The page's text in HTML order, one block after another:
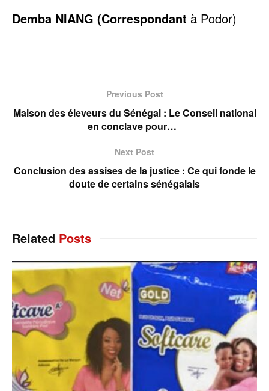
Demba NIANG (Correspondant à Podor)
Previous Post
Maison des éleveurs du Sénégal : Le Conseil national
en conclave pour…
Next Post
Conclusion des assises de la justice : Ce qui fonde le
doute de certains sénégalais
Related Posts